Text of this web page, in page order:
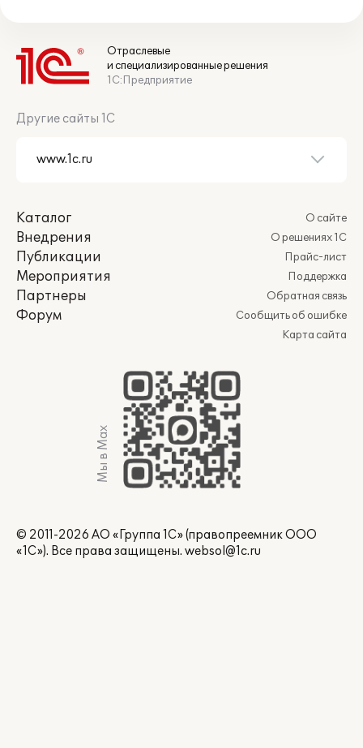
Отраслевые
и специализированные решения
1С:Предприятие
Другие сайты 1С
Каталог
Внедрения
Публикации
Мероприятия
Партнеры
Форум
О сайте
О решениях 1С
Прайс-лист
Поддержка
Обратная связь
Сообщить об ошибке
Карта сайта
Мы в Max
© 2011-2026 АО «Группа 1С» (правопреемник ООО
«1С»). Все права защищены. websol@1c.ru